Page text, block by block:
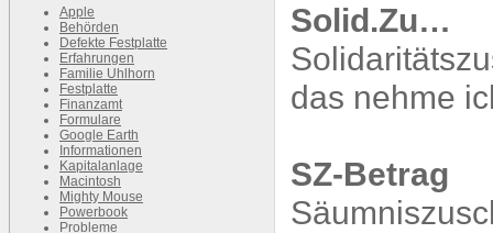
Apple
Behörden
Defekte Festplatte
Erfahrungen
Familie Uhlhorn
Festplatte
Finanzamt
Formulare
Google Earth
Informationen
Kapitalanlage
Macintosh
Mighty Mouse
Powerbook
Probleme
Solid.Zu…
das nehme
SZ-Betrag